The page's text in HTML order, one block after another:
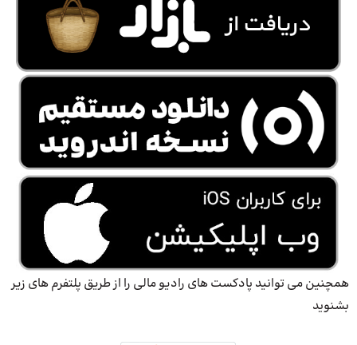
همچنین می توانید پادکست های رادیو مالی را از طریق پلتفرم های زیر
بشنوید